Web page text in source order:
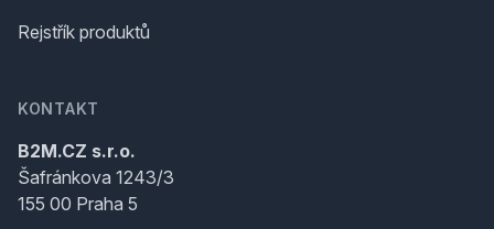
Rejstřík produktů
KONTAKT
B2M.CZ s.r.o.
Šafránkova 1243/3
155 00 Praha 5